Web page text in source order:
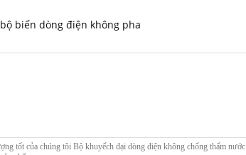
bộ biến dòng điện không pha